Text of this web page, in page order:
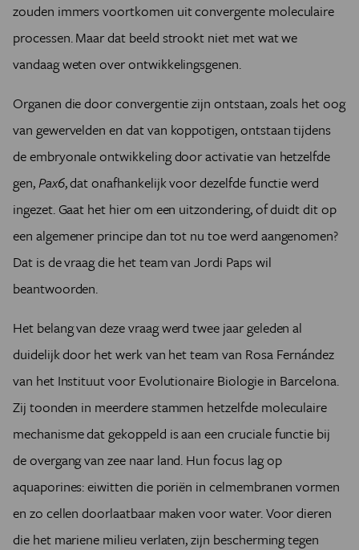
die het terrestrische milieu koloniseerden.
zouden immers voortkomen uit convergente moleculaire
processen. Maar dat beeld strookt niet met wat we
vandaag weten over ontwikkelingsgenen.
Organen die door convergentie zijn ontstaan, zoals het oog
van gewervelden en dat van koppotigen, ontstaan tijdens
de embryonale ontwikkeling door activatie van hetzelfde
gen,Pax6, dat onafhankelijk voor dezelfde functie werd
ingezet. Gaat het hier om een uitzondering, of duidt dit op
een algemener principe dan tot nu toe werd aangenomen?
Dat is de vraag die het team van Jordi Paps wil
beantwoorden.
Het belang van deze vraag werd twee jaar geleden al
duidelijk door het werk van het team van Rosa Fernández
van het Instituut voor Evolutionaire Biologie in Barcelona.
Zij toonden in meerdere stammen hetzelfde moleculaire
mechanisme dat gekoppeld is aan een cruciale functie bij
de overgang van zee naar land. Hun focus lag op
aquaporines: eiwitten die poriën in celmembranen vormen
en zo cellen doorlaatbaar maken voor water. Voor dieren
die het mariene milieu verlaten, zijn bescherming tegen